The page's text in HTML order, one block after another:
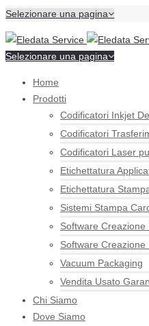
Selezionare una pagina
Selezionare una pagina
Home
Prodotti
Codificatori Inkjet
Codificatori
Codificatori Laser
Etichettatura
Etichettatura
Sistemi Stampa
Software Creazione
Software Creazione
Vacuum Packaging
Vendita Usato
Chi Siamo
Dove Siamo